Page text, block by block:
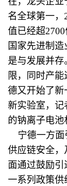
名全球第一，
值已经超
国家先进制
是与发展并
限，同时产
德又开始了新
新实验室，记
的钠离子电池
宁德一方
供应链安全，
面通过鼓励
一系列政策供